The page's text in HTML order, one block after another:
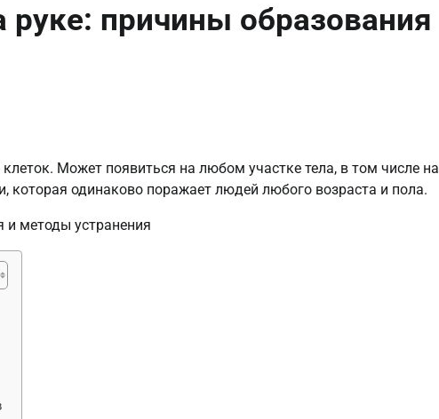
причины образования
Может появиться на любом участке тела, в том числе на
которая одинаково поражает людей любого возраста и пола.